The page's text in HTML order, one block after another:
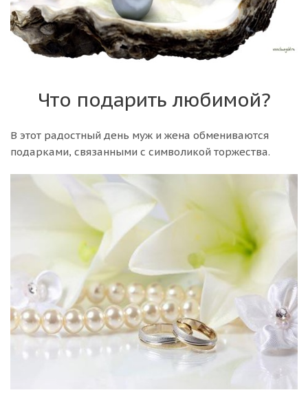
Что подарить любимой?
В этот радостный день муж и жена обмениваются
подарками, связанными с символикой торжества.